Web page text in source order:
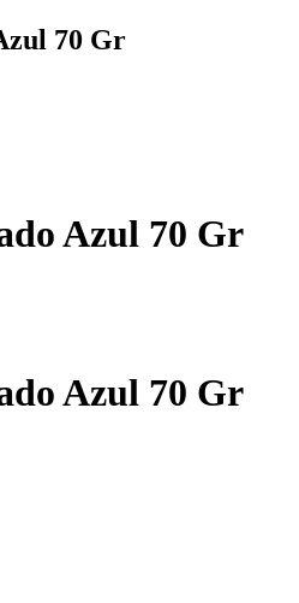
70 Gr
Azul 70 Gr
Azul 70 Gr